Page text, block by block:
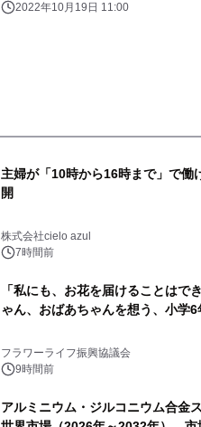
2022年10月19日 11:00
主婦が「10時から16時まで」で働
開
株式会社cielo azul
7時間前
「私にも、お花を届けることはで
ゃん、おばあちゃんを想う、小学
フラワーライフ振興協議会
9時間前
アルミニウム・ジルコニウム合金